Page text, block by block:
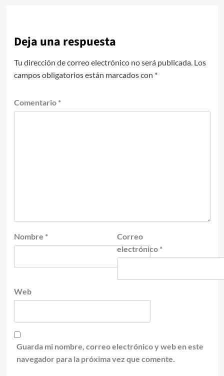
Deja una respuesta
Tu dirección de correo electrónico no será publicada. Los
campos obligatorios están marcados con *
Comentario *
Nombre *
Correo
electrónico *
Web
Guarda mi nombre, correo electrónico y web en este
navegador para la próxima vez que comente.